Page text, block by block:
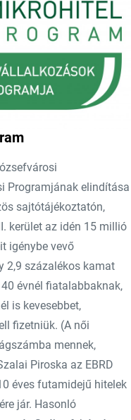
Programjának elindítása
sajtótájékoztatón,
kerület az idén 15 millió
igénybe vevő
2,9 százalékos kamat
évnél fiatalabbaknak,
is kevesebbet,
fizetniük. (A női
mennek,
Piroska az EBRD
éves futamidejű hitelek
jár. Hasonló